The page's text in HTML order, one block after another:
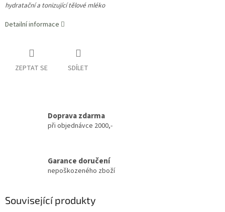
hydratační a tonizující tělové mléko
Detailní informace
ZEPTAT SE SDÍLET
Doprava zdarma
při objednávce 2000,-
Garance doručení
nepoškozeného zboží
Související produkty